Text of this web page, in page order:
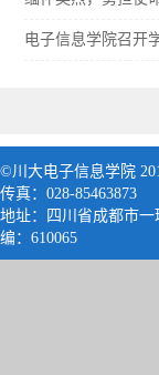
电子信息学院召开
©川大电子信息学院
传真：028-85463873
地址：四川省成都市
编：610065